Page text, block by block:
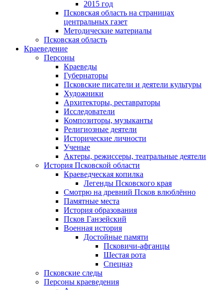
2015 год
Псковская область на страницах
центральных газет
Методические материалы
Псковская область
Краеведение
Персоны
Краеведы
Губернаторы
Псковские писатели и деятели культуры
Художники
Архитекторы, реставраторы
Исследователи
Композиторы, музыканты
Религиозные деятели
Исторические личности
Ученые
Актеры, режиссеры, театральные деятели
История Псковской области
Краеведческая копилка
Легенды Псковского края
Смотрю на древний Псков влюблённо
Памятные места
История образования
Псков Ганзейский
Военная история
Достойные памяти
Псковичи-афганцы
Шестая рота
Спецназ
Псковские следы
Персоны краеведения